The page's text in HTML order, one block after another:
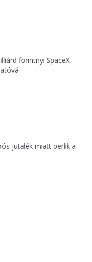
forintnyi SpaceX-
jutalék miatt perlik a